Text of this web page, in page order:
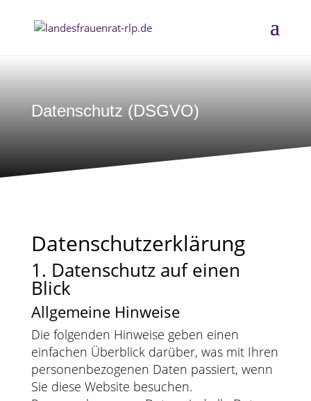
Datenschutz (DSGVO)
Datenschutz­erklärung
1. Datenschutz auf einen
Blick
Allgemeine Hinweise
Die folgenden Hinweise geben einen
einfachen Überblick darüber, was mit Ihren
personenbezogenen Daten passiert, wenn
Sie diese Website besuchen.